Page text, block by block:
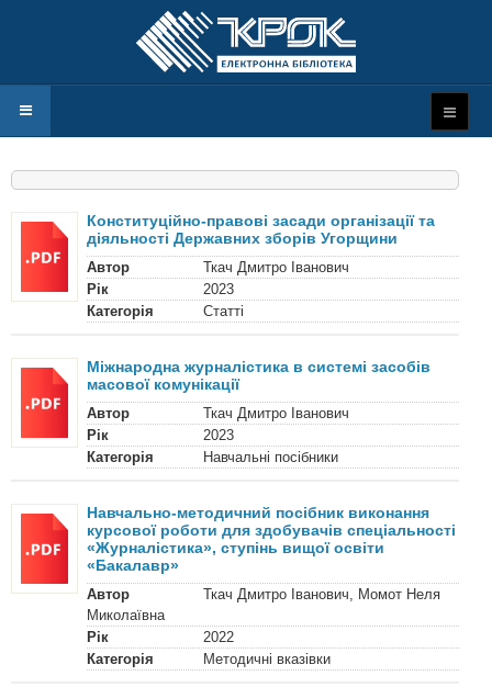
Конституційно-правові засади організації та
діяльності Державних зборів Угорщини
Автор
Ткач Дмитро Іванович
Рік
2023
Категорія
Статті
Міжнародна журналістика в системі засобів
масової комунікації
Автор
Ткач Дмитро Іванович
Рік
2023
Категорія
Навчальні посібники
Навчально-методичний посібник виконання
курсової роботи для здобувачів спеціальності
«Журналістика», ступінь вищої освіти
«Бакалавр»
Автор
Ткач Дмитро Іванович, Момот Неля
Миколаївна
Рік
2022
Категорія
Методичні вказівки